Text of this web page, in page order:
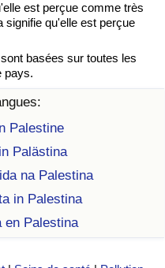
est perçue comme très
signifie qu'elle est perçue
basées sur toutes les
pays.
Palestine
Palästina
na Palestina
in Palestina
en Palestina
Pays